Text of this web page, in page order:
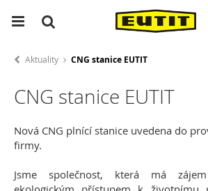
Aktuality CNG stanice EUTIT
CNG stanice EUTIT
Nová CNG plnící stanice uvedena do
firmy.
Jsme společnost, která má